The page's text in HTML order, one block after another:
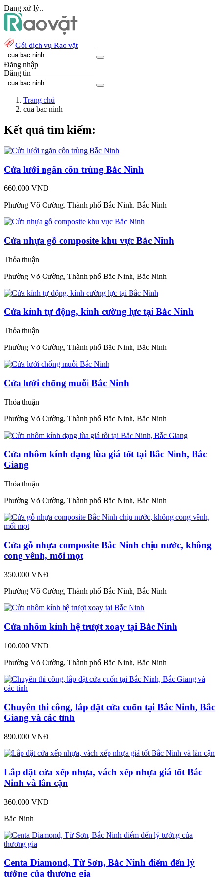
Đang xử lý...
Gói dịch vụ Rao vặt
Đăng nhập
Đăng tin
Trang chủ
cua bac ninh
Kết quả tìm kiếm:
Cửa lưới ngăn côn trùng Bắc Ninh
660.000 VNĐ
Phường Võ Cường, Thành phố Bắc Ninh, Bắc Ninh
Cửa nhựa gỗ composite khu vực Bắc Ninh
Thỏa thuận
Phường Võ Cường, Thành phố Bắc Ninh, Bắc Ninh
Cửa kính tự động, kính cường lực tại Bắc Ninh
Thỏa thuận
Phường Võ Cường, Thành phố Bắc Ninh, Bắc Ninh
Cửa lưới chống muỗi Bắc Ninh
Thỏa thuận
Phường Võ Cường, Thành phố Bắc Ninh, Bắc Ninh
Cửa nhôm kính dạng lùa giá tốt tại Bắc Ninh, Bắc
Giang
Thỏa thuận
Phường Võ Cường, Thành phố Bắc Ninh, Bắc Ninh
Cửa gỗ nhựa composite Bắc Ninh chịu nước, không
cong vênh, mối mọt
350.000 VNĐ
Phường Võ Cường, Thành phố Bắc Ninh, Bắc Ninh
Cửa nhôm kính hệ trượt xoay tại Bắc Ninh
100.000 VNĐ
Phường Võ Cường, Thành phố Bắc Ninh, Bắc Ninh
Chuyên thi công, lắp đặt cửa cuốn tại Bắc Ninh, Bắc
Giang và các tỉnh
890.000 VNĐ
Lắp đặt cửa xếp nhựa, vách xếp nhựa giá tốt Bắc
Ninh và lân cận
360.000 VNĐ
Bắc Ninh
Centa Diamond, Từ Sơn, Bắc Ninh điểm đến lý
tưởng của thương gia